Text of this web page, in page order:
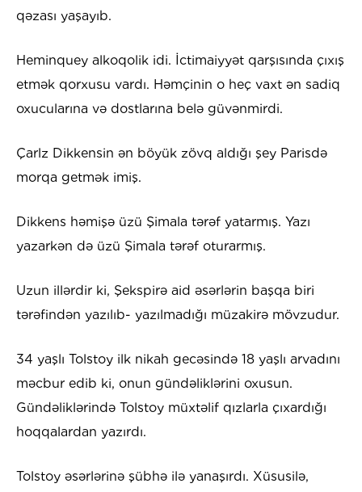
qəzası yaşayıb.
Heminquey alkoqolik idi. İctimaiyyət qarşısında çıxış
etmək qorxusu vardı. Həmçinin o heç vaxt ən sadiq
oxucularına və dostlarına belə güvənmirdi.
Çarlz Dikkensin ən böyük zövq aldığı şey Parisdə
morqa getmək imiş.
Dikkens həmişə üzü Şimala tərəf yatarmış. Yazı
yazarkən də üzü Şimala tərəf oturarmış.
Uzun illərdir ki, Şekspirə aid əsərlərin başqa biri
tərəfindən yazılıb- yazılmadığı müzakirə mövzudur.
34 yaşlı Tolstoy ilk nikah gecəsində 18 yaşlı arvadını
məcbur edib ki, onun gündəliklərini oxusun.
Gündəliklərində Tolstoy müxtəlif qızlarla çıxardığı
hoqqalardan yazırdı.
Tolstoy əsərlərinə şübhə ilə yanaşırdı. Xüsusilə,